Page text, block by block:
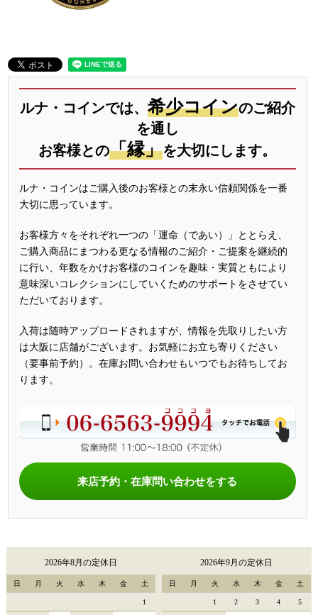
ルナ・コインでは、 希少コインのご紹介
を通し
お客様との「縁」を大切にします。
ルナ・コインはご購入後のお客様との末永い信頼関係を一番
大切に思っています。
お客様方々をそれぞれ一つの「運命（であい）」ととらえ、
ご購入商品にまつわる更なる情報のご紹介・ご提案を継続的
に行い、年数をかけお客様のコインを趣味・実質ともにより
意味深いコレクションにしていくためのサポートをさせてい
ただいております。
入荷は随時アップロードされますが、情報を先取りしたい方
は大阪に店舗がございます。お気軽にお立ち寄りください
（要事前予約）。在庫お問い合わせもいつでもお待ちしてお
ります。
来店予約・在庫問い合わせをする
2026年8月の定休日
日 月 火 水 木 金 土
1
2026年9月の定休日
日 月 火 水 木 金 土
1 2 3 4 5